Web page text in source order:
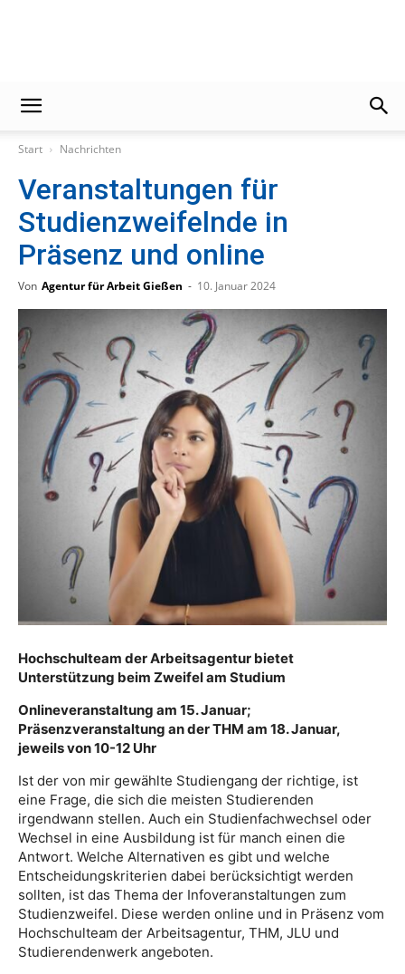
Start Nachrichten
Veranstaltungen für
Studienzweifelnde in
Präsenz und online
Von Agentur für Arbeit Gießen - 10. Januar 2024
Hochschulteam der Arbeitsagentur bietet
Unterstützung beim Zweifel am Studium
Onlineveranstaltung am 15. Januar;
Präsenzveranstaltung an der THM am 18. Januar,
jeweils von 10-12 Uhr
Ist der von mir gewählte Studiengang der richtige, ist
eine Frage, die sich die meisten Studierenden
irgendwann stellen. Auch ein Studienfachwechsel oder
Wechsel in eine Ausbildung ist für manch einen die
Antwort. Welche Alternativen es gibt und welche
Entscheidungskriterien dabei berücksichtigt werden
sollten, ist das Thema der Infoveranstaltungen zum
Studienzweifel. Diese werden online und in Präsenz vom
Hochschulteam der Arbeitsagentur, THM, JLU und
Studierendenwerk angeboten.